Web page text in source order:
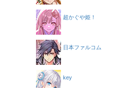
超かぐや姫！
日本ファルコム
key